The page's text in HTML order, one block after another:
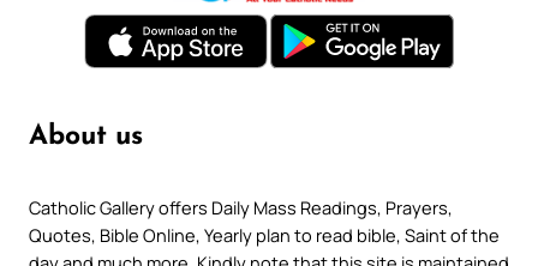
About us
Catholic Gallery offers Daily Mass Readings, Prayers,
Quotes, Bible Online, Yearly plan to read bible, Saint of the